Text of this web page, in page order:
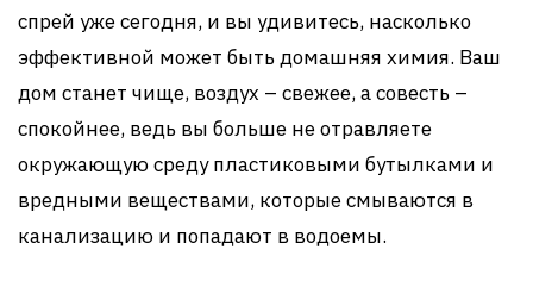
спрей уже сегодня, и вы удивитесь, насколько
эффективной может быть домашняя химия. Ваш
дом станет чище, воздух – свежее, а совесть –
спокойнее, ведь вы больше не отравляете
окружающую среду пластиковыми бутылками и
вредными веществами, которые смываются в
канализацию и попадают в водоемы.